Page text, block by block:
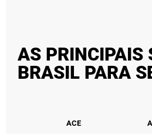
AS PRINCIPAIS
BRASIL PARA
ACE